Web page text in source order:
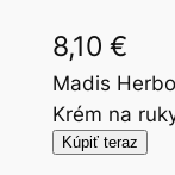
8,10 €
Madis
Krém na
Kúpiť teraz